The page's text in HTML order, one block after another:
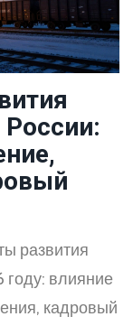
развития
влияние
кадровый